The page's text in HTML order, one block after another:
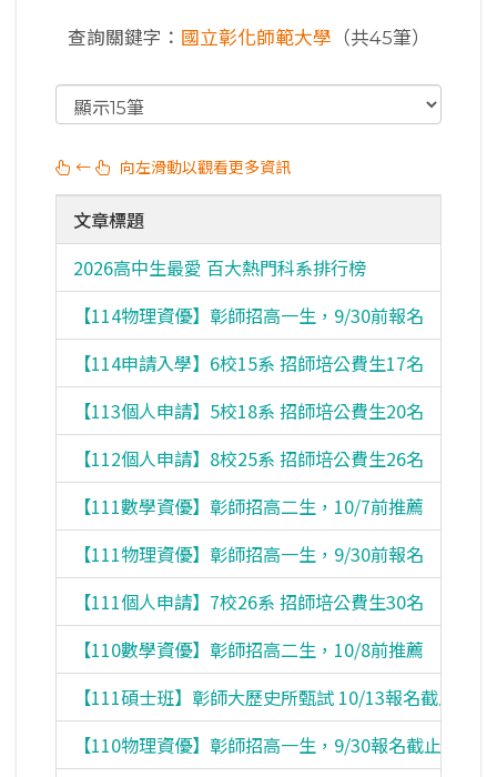
查詢關鍵字： 國立彰化師範大學 （共45筆）
← 向左滑動以觀看更多資訊
文章標題
2026高中生最愛 百大熱門科系排行榜
【114物理資優】彰師招高一生，9/30前報名
【114申請入學】6校15系 招師培公費生17名
【113個人申請】5校18系 招師培公費生20名
【112個人申請】8校25系 招師培公費生26名
【111數學資優】彰師招高二生，10/7前推薦
【111物理資優】彰師招高一生，9/30前報名
【111個人申請】7校26系 招師培公費生30名
【110數學資優】彰師招高二生，10/8前推薦
【111碩士班】彰師大歷史所甄試 10/13報名截止
【110物理資優】彰師招高一生，9/30報名截止